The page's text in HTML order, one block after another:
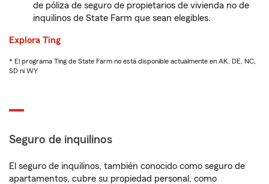
de póliza de seguro de propietarios de vivienda no de
inquilinos de State Farm que sean elegibles.
Explora Ting
* El programa Ting de State Farm no está disponible actualmente en AK, DE, NC,
SD ni WY
Seguro de inquilinos
El seguro de inquilinos, también conocido como seguro de
apartamentos, cubre su propiedad personal, como